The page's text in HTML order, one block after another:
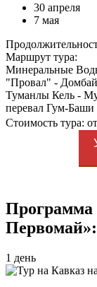
30 апреля
7 мая
Маршрут тура:
Минеральные
"Провал" - Домбай
Туманлы Кель -
перевал Гум-
Стоимость тура:
Программа
Первомай»:
1 день